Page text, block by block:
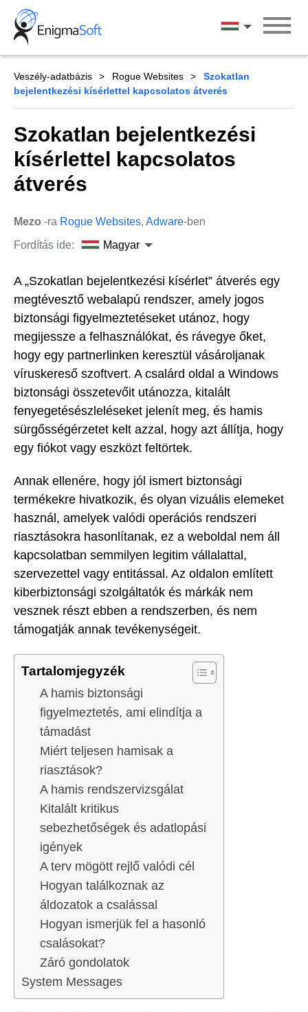
Skip
content
Magyar
Veszély-adatbázis Rogue Websites
Szokatlan
bejelentkezési kísérlettel kapcsolatos átverés
Szokatlan bejelentkezési
kísérlettel kapcsolatos
átverés
Mezo -ra Rogue Websites, Adware-ben
Fordítás ide:
Magyar
A „Szokatlan bejelentkezési kísérlet” átverés egy
megtévesztő webalapú rendszer, amely jogos
biztonsági figyelmeztetéseket utánoz, hogy
megijessze a felhasználókat, és rávegye őket,
hogy egy partnerlinken keresztül vásároljanak
víruskereső szoftvert. A csalárd oldal a Windows
biztonsági összetevőit utánozza, kitalált
fenyegetésészleléseket jelenít meg, és hamis
sürgősségérzetet kelt azzal, hogy azt állítja, hogy
egy fiókot vagy eszközt feltörtek.
Annak ellenére, hogy jól ismert biztonsági
termékekre hivatkozik, és olyan vizuális elemeket
használ, amelyek valódi operációs rendszeri
riasztásokra hasonlítanak, ez a weboldal nem áll
kapcsolatban semmilyen legitim vállalattal,
szervezettel vagy entitással. Az oldalon említett
kiberbiztonsági szolgáltatók és márkák nem
vesznek részt ebben a rendszerben, és nem
támogatják annak tevékenységeit.
Tartalomjegyzék
A hamis biztonsági
figyelmeztetés, ami elindítja a
támadást
Miért teljesen hamisak a
riasztások?
A hamis rendszervizsgálat
Kitalált kritikus
sebezhetőségek és adatlopási
igények
A terv mögött rejlő valódi cél
Hogyan találkoznak az
áldozatok a csalással
Hogyan ismerjük fel a hasonló
csalásokat?
Záró gondolatok
System Messages